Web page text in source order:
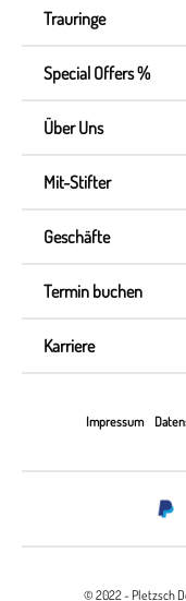
Trauringe
Special Offers %
Über Uns
Mit-Stifter
Geschäfte
Termin buchen
Karriere
Impressum
© 2022 - Pletzsch